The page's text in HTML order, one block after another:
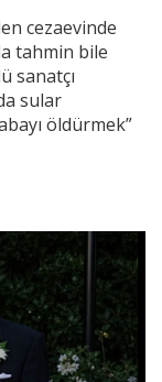
cezaevinde
tahmin bile
sanatçı
sular
öldürmek”